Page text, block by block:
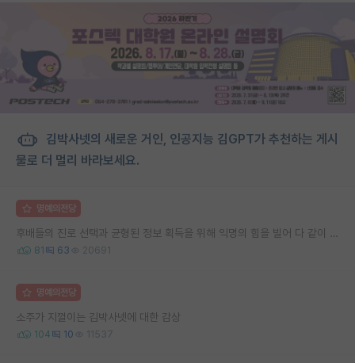
김박사넷의 새로운 거인, 인공지능 김GPT가 추천하는 게시
물로 더 멀리 바라보세요.
명예의전당
후배들의 진로 선택과 균형된 정보 획득을 위해 익명의 힘을 빌어 다 같이 연봉 공개 타임 한번 갖는 것 어때요?
81 63 20691
명예의전당
소주가 지껄이는 김박사넷에 대한 감상
104 10 11537